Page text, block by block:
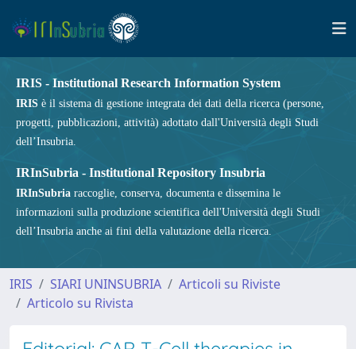
IRIS - Institutional Research Information System
IRIS è il sistema di gestione integrata dei dati della ricerca (persone,
progetti, pubblicazioni, attività) adottato dall'Università degli Studi
dell’Insubria.
IRInSubria - Institutional Repository Insubria
IRInSubria raccoglie, conserva, documenta e dissemina le
informazioni sulla produzione scientifica dell'Università degli Studi
dell’Insubria anche ai fini della valutazione della ricerca.
IRIS SIARI UNINSUBRIA
Articoli su Riviste
Articolo su Rivista